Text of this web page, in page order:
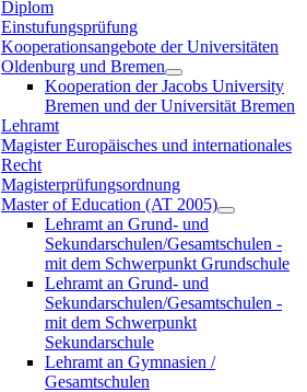
Diplom
Einstufungsprüfung
Kooperationsangebote der Universitäten
Oldenburg und Bremen
Kooperation der Jacobs University
Bremen und der Universität Bremen
Lehramt
Magister Europäisches und internationales
Recht
Magisterprüfungsordnung
Master of Education (AT 2005)
Lehramt an Grund- und
Sekundarschulen/Gesamtschulen -
mit dem Schwerpunkt Grundschule
Lehramt an Grund- und
Sekundarschulen/Gesamtschulen -
mit dem Schwerpunkt
Sekundarschule
Lehramt an Gymnasien /
Gesamtschulen